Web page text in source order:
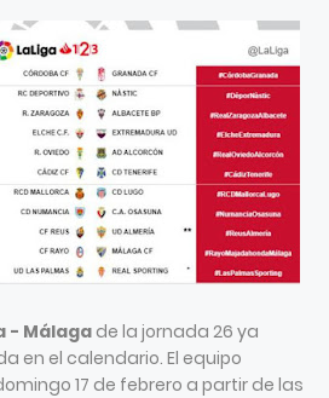
- Málaga de la jornada 26 ya
en el calendario. El equipo
17 de febrero a partir de las